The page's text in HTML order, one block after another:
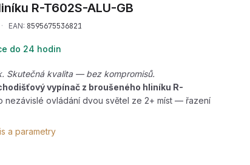
R-T602S-ALU-GB
· EAN: 8595675536821
do 24 hodin
Skutečná kvalita — bez kompromisů.
vypínač z broušeného hliníku R-
nezávislé ovládání dvou světel ze 2+ míst — řazení
a parametry